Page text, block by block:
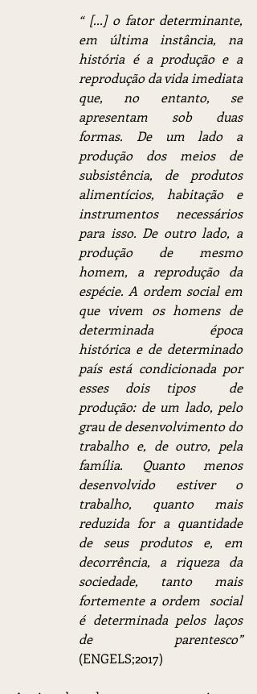
“ [...] o fator determinante,
em última instância, na
história é a produção e a
reprodução da vida imediata
que, no entanto, se
apresentam sob duas
formas. De um lado a
produção dos meios de
subsistência, de produtos
alimentícios, habitação e
instrumentos necessários
para isso. De outro lado, a
produção de mesmo
homem, a reprodução da
espécie. A ordem social em
que vivem os homens de
determinada época
histórica e de determinado
país está condicionada por
esses dois tipos  de
produção: de um lado, pelo
grau de desenvolvimento do
trabalho e, de outro, pela
família. Quanto menos
desenvolvido estiver o
trabalho, quanto mais
reduzida for a quantidade
de seus produtos e, em
decorrência, a riqueza da
sociedade, tanto mais
fortemente a ordem  social
é determinada pelos laços
de parentesco”
(ENGELS;2017)